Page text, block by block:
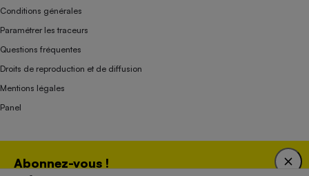
Abonnez-vous !
Conditions générales
Paramétrer les traceurs
Questions fréquentes
Droits de reproduction et de diffusion
Mentions légales
Panel
Association indépendante de l’État, des syndicats, des producteurs et des
distributeurs depuis 1951.